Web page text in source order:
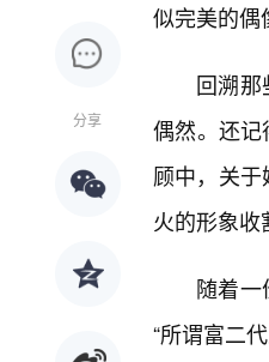
分享
似完美的偶
回溯那
偶然。还记
顾中，关
火的形象收
随着一
“所谓富二